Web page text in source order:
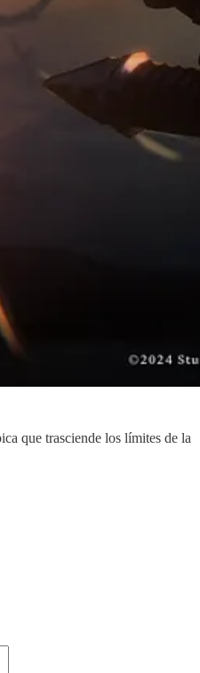
que trasciende los límites de la